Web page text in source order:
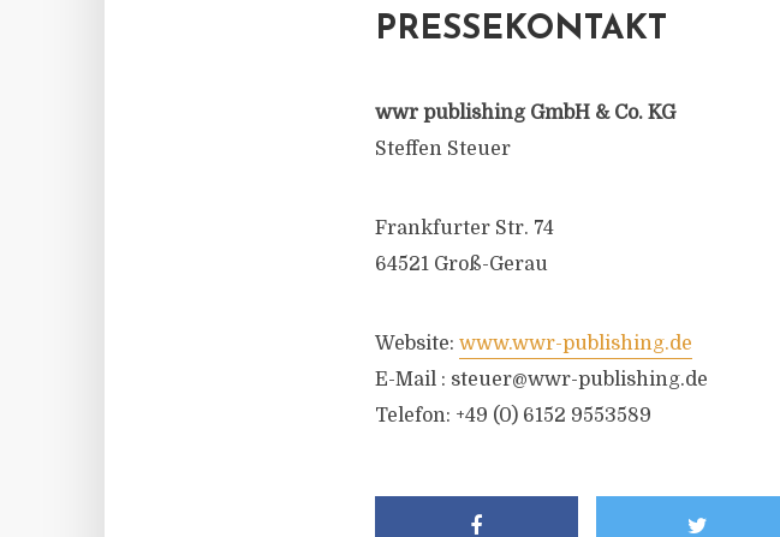
PRESSEKONTAKT
wwr publishing GmbH & Co. KG
Steffen Steuer
Frankfurter Str. 74
64521 Groß-Gerau
Website: www.wwr-publishing.de
E-Mail : steuer@wwr-publishing.de
Telefon: +49 (0) 6152 9553589